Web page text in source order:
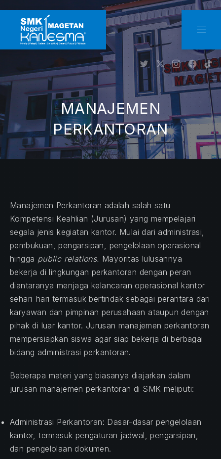
New Window
New Window
NewNew
MANAJEMEN
PERKANTORAN
Manajemen Perkantoran adalah salah satu
Kompetensi Keahlian (Jurusan) yang mempelajari
segala jenis kegiatan kantor. Mulai dari administrasi,
pembukuan, pengarsipan, pengelolaan operasional
hingga public relations. Mayoritas lulusannya
bekerja di lingkungan perkantoran dengan peran
diantaranya menjaga kelancaran operasional kantor
sehari-hari termasuk bertindak sebagai perantara dari
karyawan dan pimpinan perusahaan ataupun dengan
pihak di luar kantor. Jurusan manajemen perkantoran
mempersiapkan siswa agar siap bekerja di berbagai
bidang administrasi perkantoran.
Beberapa materi yang biasanya diajarkan dalam
jurusan manajemen perkantoran di SMK meliputi:
Administrasi Perkantoran: Dasar-dasar pengelolaan
kantor, termasuk pengaturan jadwal, pengarsipan,
dan pengelolaan dokumen.